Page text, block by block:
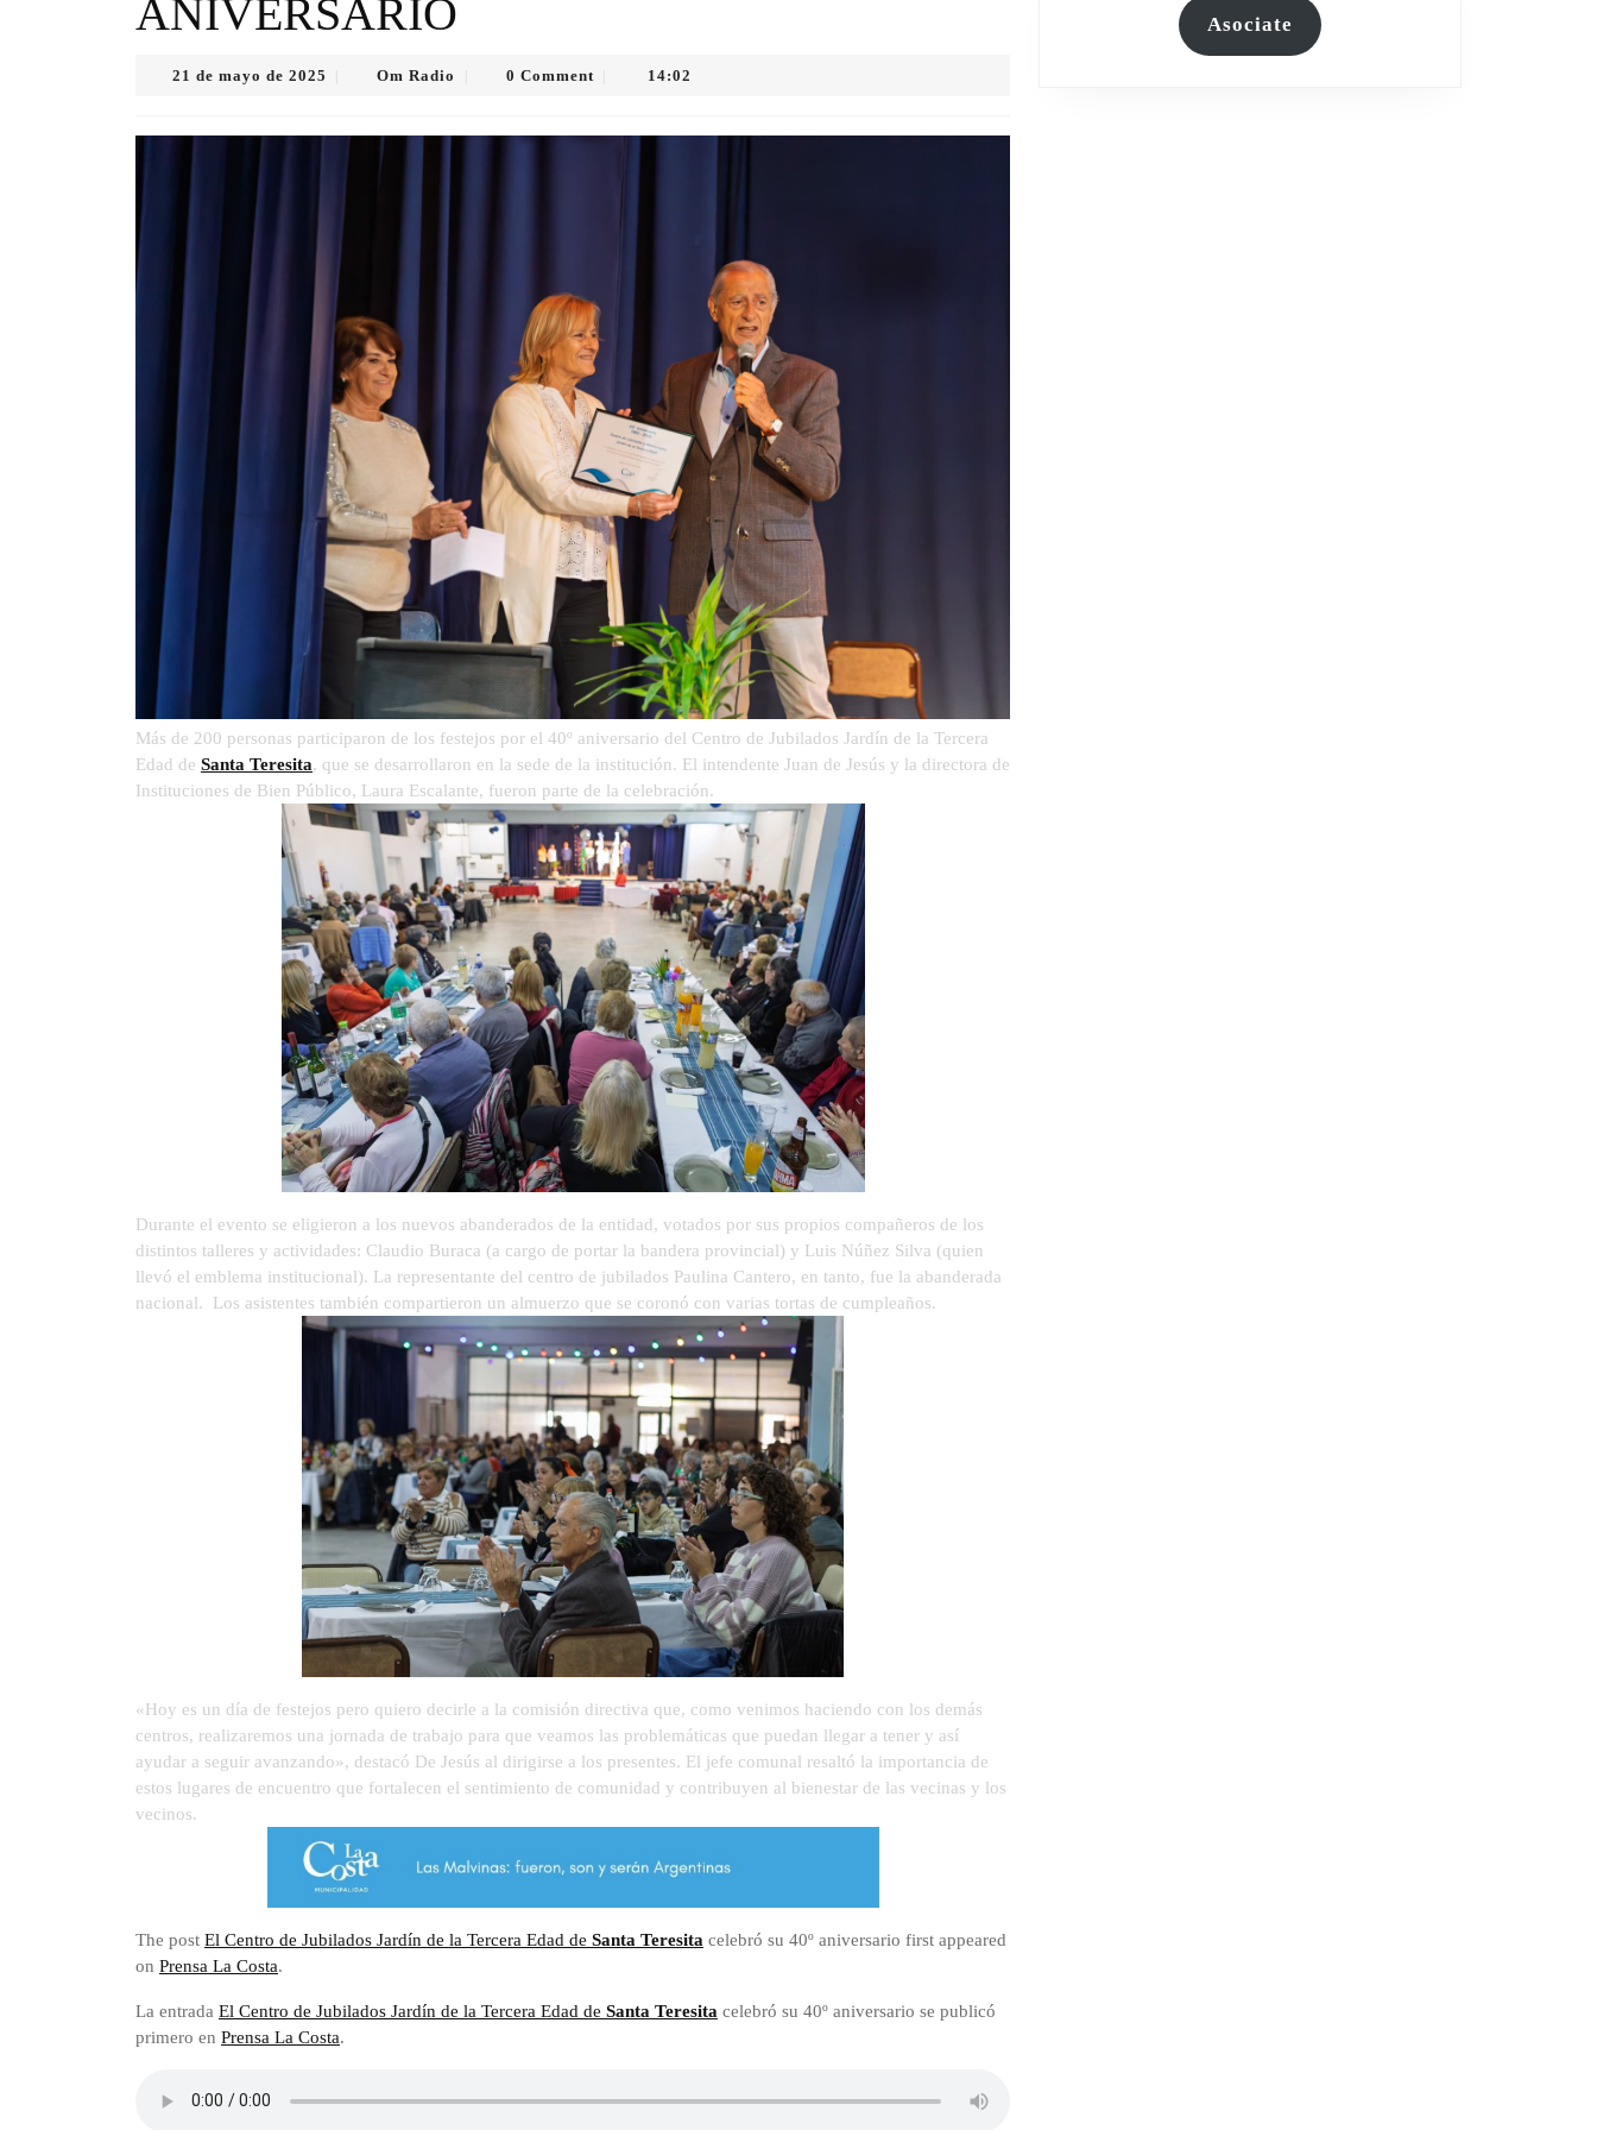
ANIVERSARIO
21 de mayo de 2025 Om Radio 0 Comment 14:02
Más de 200 personas participaron de los festejos por el 40º aniversario del Centro de Jubilados Jardín de la Tercera
Edad de Santa Teresita, que se desarrollaron en la sede de la institución. El intendente Juan de Jesús y la directora de
Instituciones de Bien Público, Laura Escalante, fueron parte de la celebración.
Durante el evento se eligieron a los nuevos abanderados de la entidad, votados por sus propios compañeros de los
distintos talleres y actividades: Claudio Buraca (a cargo de portar la bandera provincial) y Luis Núñez Silva (quien
llevó el emblema institucional). La representante del centro de jubilados Paulina Cantero, en tanto, fue la abanderada
nacional. Los asistentes también compartieron un almuerzo que se coronó con varias tortas de cumpleaños.
«Hoy es un día de festejos pero quiero decirle a la comisión directiva que, como venimos haciendo con los demás
centros, realizaremos una jornada de trabajo para que veamos las problemáticas que puedan llegar a tener y así
ayudar a seguir avanzando», destacó De Jesús al dirigirse a los presentes. El jefe comunal resaltó la importancia de
estos lugares de encuentro que fortalecen el sentimiento de comunidad y contribuyen al bienestar de las vecinas y los
vecinos.
The post El Centro de Jubilados Jardín de la Tercera Edad de Santa Teresita celebró su 40º aniversario first appeared
on Prensa La Costa.
La entrada El Centro de Jubilados Jardín de la Tercera Edad de Santa Teresita celebró su 40º aniversario se publicó
primero en Prensa La Costa.
Asociate